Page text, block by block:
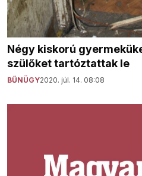
Négy kiskorú
szülőket tartóztattak le
BŰNÜGY2020. júl. 14. 08:08